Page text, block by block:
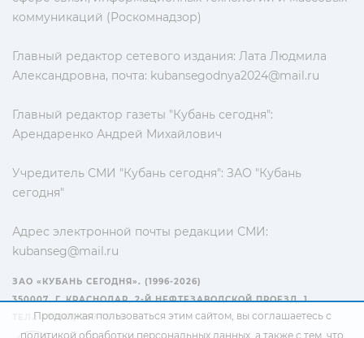
коммуникаций (Роскомнадзор)
Главный редактор сетевого издания: Лата Людмила
Александровна, почта: kubansegodnya2024@mail.ru
Главный редактор газеты "Кубань сегодня":
Арендаренко Андрей Михайлович
Учредитель СМИ "Кубань сегодня": ЗАО "Кубань
сегодня"
Адрес электронной почты редакции СМИ:
kubanseg@mail.ru
ЗАО «КУБАНЬ СЕГОДНЯ». (1996-2026)
350007, Г. КРАСНОДАР, 2-Й НЕФТЕЗАВОДСКОЙ ПРОЕЗД, 1
ТЕЛ.: +7(861) 267-15-15
Продолжая пользоваться этим сайтом, вы соглашаетесь с
политикой обработки персональных данных , а также с тем, что